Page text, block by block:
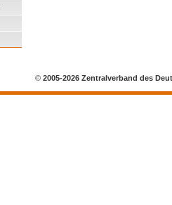
© 2005-2026 Zentralverband des